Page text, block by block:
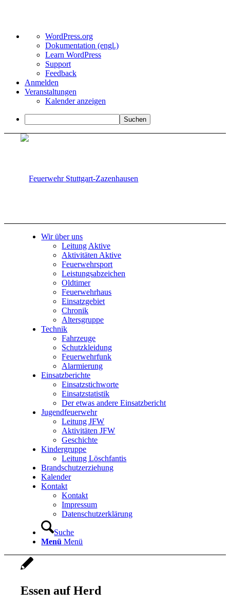
Über
WordPress
WordPress.org
Dokumentation (engl.)
Learn WordPress
Support
Feedback
Anmelden
Veranstaltungen
Kalender anzeigen
Suchen
Wir über uns
Leitung Aktive
Aktivitäten Aktive
Feuerwehrsport
Leistungsabzeichen
Oldtimer
Feuerwehrhaus
Einsatzgebiet
Chronik
Altersgruppe
Technik
Fahrzeuge
Schutzkleidung
Feuerwehrfunk
Alarmierung
Einsatzberichte
Einsatzstichworte
Einsatzstatistik
Der etwas andere Einsatzbericht
Jugendfeuerwehr
Leitung JFW
Aktivitäten JFW
Geschichte
Kindergruppe
Leitung Löschfantis
Brandschutzerziehung
Kalender
Kontakt
Kontakt
Impressum
Datenschutzerklärung
Suche
Menü Menü
Essen auf Herd